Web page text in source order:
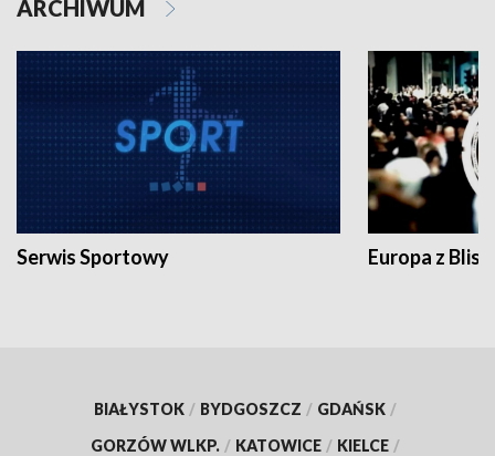
ARCHIWUM
Serwis Sportowy Europa z
BIAŁYSTOK / BYDGOSZCZ / GDAŃSK /
GORZÓW WLKP. / KATOWICE / KIELCE /